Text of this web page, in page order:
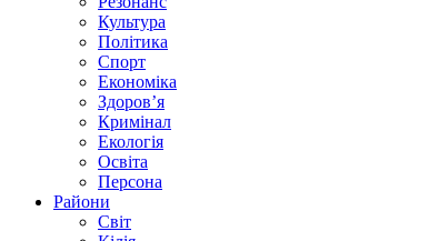
Культура
Політика
Спорт
Економіка
Здоров’я
Кримінал
Екологія
Освіта
Персона
Райони
Світ